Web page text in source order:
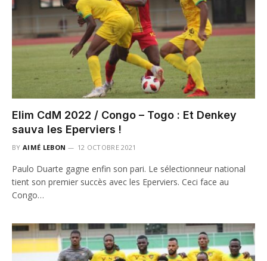
Elim CdM 2022 / Congo – Togo : Et Denkey
sauva les Eperviers !
BY AIMÉ LEBON 12 OCTOBRE 2021
Paulo Duarte gagne enfin son pari. Le sélectionneur national
tient son premier succès avec les Eperviers. Ceci face au
Congo…